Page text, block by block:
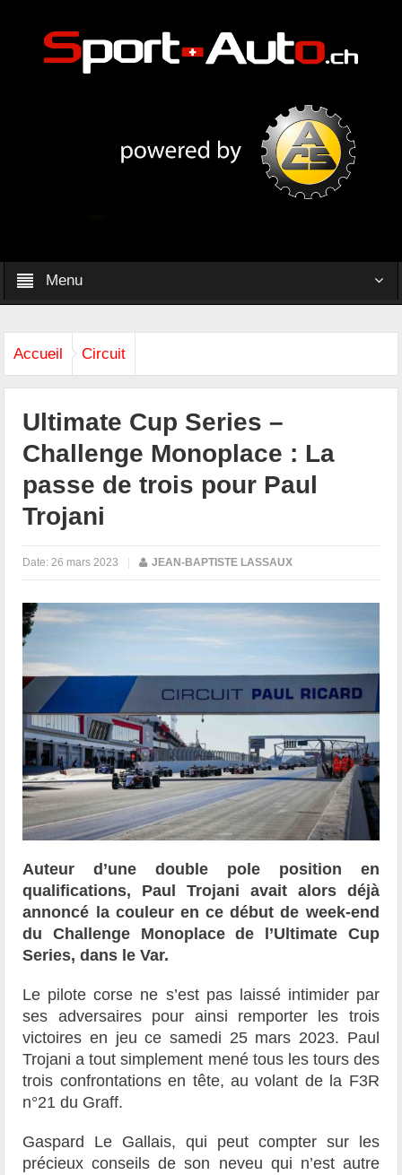
Menu
Accueil Circuit
Ultimate Cup Series –
Challenge Monoplace : La
passe de trois pour Paul
Trojani
Date: 26 mars 2023 | JEAN-BAPTISTE LASSAUX
Auteur d’une double pole position en
qualifications, Paul Trojani avait alors déjà
annoncé la couleur en ce début de week-end
du Challenge Monoplace de l’Ultimate Cup
Series, dans le Var.
Le pilote corse ne s’est pas laissé intimider par
ses adversaires pour ainsi remporter les trois
victoires en jeu ce samedi 25 mars 2023. Paul
Trojani a tout simplement mené tous les tours des
trois confrontations en tête, au volant de la F3R
n°21 du Graff.
Gaspard Le Gallais, qui peut compter sur les
précieux conseils de son neveu qui n’est autre